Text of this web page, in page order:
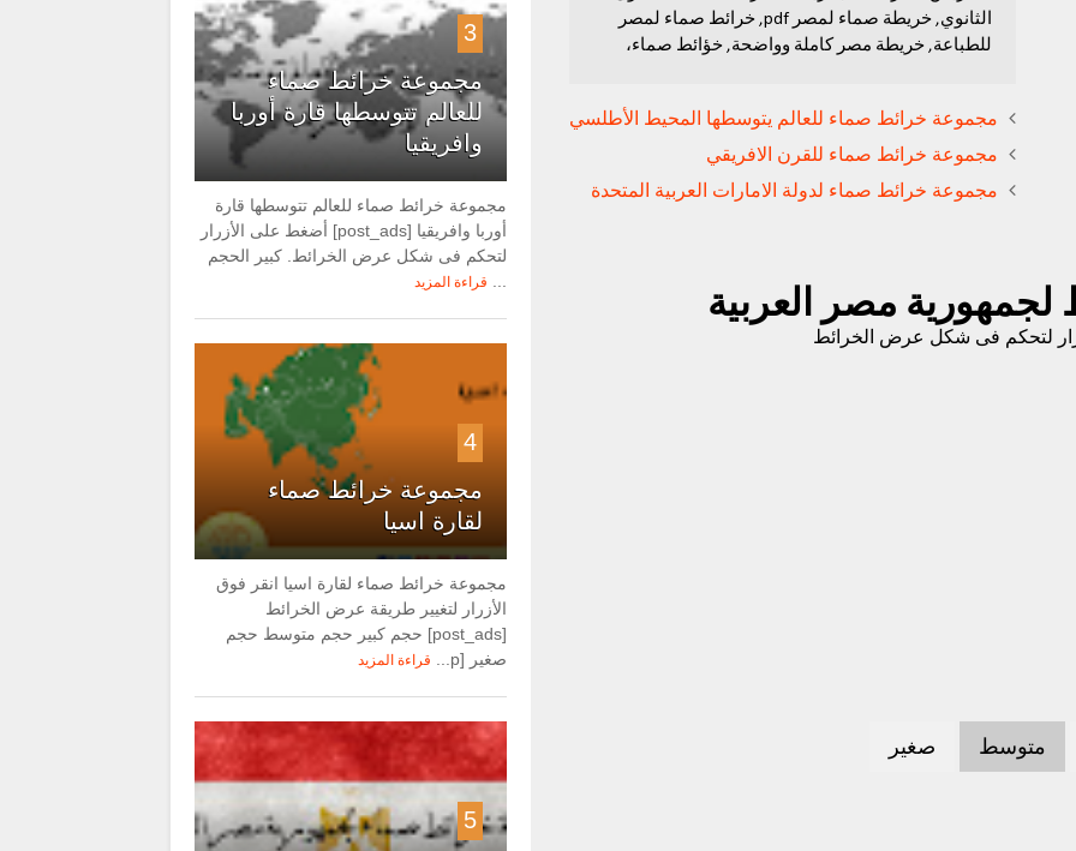
الثانوي, خريطة صماء لمصر pdf, خرائط صماء لمصر
للطباعة, خريطة مصر كاملة وواضحة, خؤائط صماء،
مجموعة خرائط صماء للعالم يتوسطها المحيط الأطلسي
مجموعة خرائط صماء للقرن الافريقي
مجموعة خرائط صماء لدولة الامارات العربية المتحدة
مصر العربية
لتحكم فى شكل عرض الخرائط
متوسط صغير
3
مجموعة خرائط صماء
للعالم تتوسطها قارة أوربا
وافريقيا
مجموعة خرائط صماء للعالم تتوسطها قارة
أوربا وافريقيا [post_ads] أضغط على الأزرار
لتحكم فى شكل عرض الخرائط. كبير الحجم
قراءة المزيد
4
مجموعة خرائط صماء
لقارة اسيا
مجموعة خرائط صماء لقارة اسيا انقر فوق
الأزرار لتغيير طريقة عرض الخرائط
[post_ads] حجم كبير حجم متوسط حجم
صغير [p...
قراءة المزيد
5